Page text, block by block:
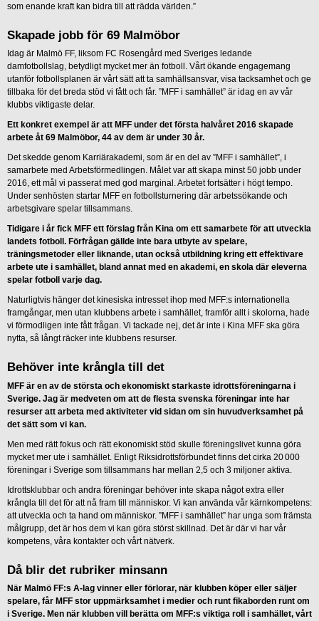
som enande kraft kan bidra till att rädda världen.”
Skapade jobb för 69 Malmöbor
Idag är Malmö FF, liksom FC Rosengård med Sveriges ledande
damfotbollslag, betydligt mycket mer än fotboll. Vårt ökande engagemang
utanför fotbollsplanen är vårt sätt att ta samhällsansvar, visa tacksamhet och ge
tillbaka för det breda stöd vi fått och får. ”MFF i samhället” är idag en av vår
klubbs viktigaste delar.
Ett konkret exempel är att MFF under det första halvåret 2016 skapade
arbete åt 69 Malmöbor, 44 av dem är under 30 år.
Det skedde genom Karriärakademi, som är en del av ”MFF i samhället”, i
samarbete med Arbetsförmedlingen. Målet var att skapa minst 50 jobb under
2016, ett mål vi passerat med god marginal. Arbetet fortsätter i högt tempo.
Under senhösten startar MFF en fotbollsturnering där arbetssökande och
arbetsgivare spelar tillsammans.
Tidigare i år fick MFF ett förslag från Kina om ett samarbete för att utveckla
landets fotboll. Förfrågan gällde inte bara utbyte av spelare,
träningsmetoder eller liknande, utan också utbildning kring ett effektivare
arbete ute i samhället, bland annat med en akademi, en skola där eleverna
spelar fotboll varje dag.
Naturligtvis hänger det kinesiska intresset ihop med MFF:s internationella
framgångar, men utan klubbens arbete i samhället, framför allt i skolorna, hade
vi förmodligen inte fått frågan. Vi tackade nej, det är inte i Kina MFF ska göra
nytta, så långt räcker inte klubbens resurser.
Behöver inte krångla till det
MFF är en av de största och ekonomiskt starkaste idrottsföreningarna i
Sverige. Jag är medveten om att de flesta svenska föreningar inte har
resurser att arbeta med aktiviteter vid sidan om sin huvudverksamhet på
det sätt som vi kan.
Men med rätt fokus och rätt ekonomiskt stöd skulle föreningslivet kunna göra
mycket mer ute i samhället. Enligt Riksidrottsförbundet finns det cirka 20 000
föreningar i Sverige som tillsammans har mellan 2,5 och 3 miljoner aktiva.
Idrottsklubbar och andra föreningar behöver inte skapa något extra eller
krångla till det för att nå fram till människor. Vi kan använda vår kärnkompetens:
att utveckla och ta hand om människor. ”MFF i samhället” har unga som främsta
målgrupp, det är hos dem vi kan göra störst skillnad. Det är där vi har vår
kompetens, våra kontakter och vårt nätverk.
Då blir det rubriker minsann
När Malmö FF:s A-lag vinner eller förlorar, när klubben köper eller säljer
spelare, får MFF stor uppmärksamhet i medier och runt fikaborden runt om
i Sverige. Men när klubben vill berätta om MFF:s viktiga roll i samhället, vårt